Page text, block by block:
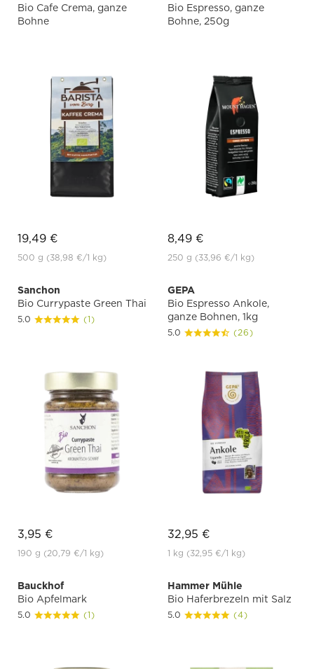
Bio Cafe Crema, ganze
Bohne
19,49 €
500 g (38,98 €/1 kg)
Bio Espresso, ganze
Bohne, 250g
8,49 €
250 g (33,96 €/1 kg)
Sanchon
Bio Currypaste Green Thai
5.0 (1)
3,95 €
190 g (20,79 €/1 kg)
GEPA
Bio Espresso Ankole,
ganze Bohnen, 1kg
5.0 (26)
32,95 €
1 kg (32,95 €/1 kg)
Bauckhof
Bio Apfelmark
5.0 (1)
Hammer Mühle
Bio Haferbrezeln mit Salz
5.0 (4)